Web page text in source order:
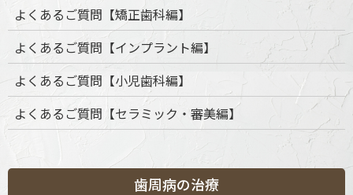
ドクターよりのメッセージ
よくあるご質問【矯正歯科編】
よくあるご質問【インプラント編】
よくあるご質問【小児歯科編】
よくあるご質問【セラミック・審美編】
歯周病の治療